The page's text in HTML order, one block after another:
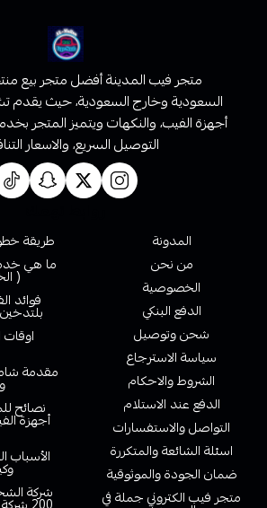
متجر فيب المدينة أفضل متجر بيع
السعودية وخارج السعودية، حيث يقدم
أجهزة الفيب، والنكهات ويتميز المتجر
التوصيل السريع، والاسعار
المدونة
من نحن
الخصوصية
الدفع البنكي
شحن وتوصيل
سياسة الاسترجاع
الشروط والاحكام
الدفع عند الاستلام
التواصل والاستفسارات
اسئلة الشائعة والمتكررة
ضمان الجودة والموثوقية
متجر فيب الكتروني جملة في
طريقة
(
فوائد
مقدمة
نصائح
أجهزة
الأسباب
شركة